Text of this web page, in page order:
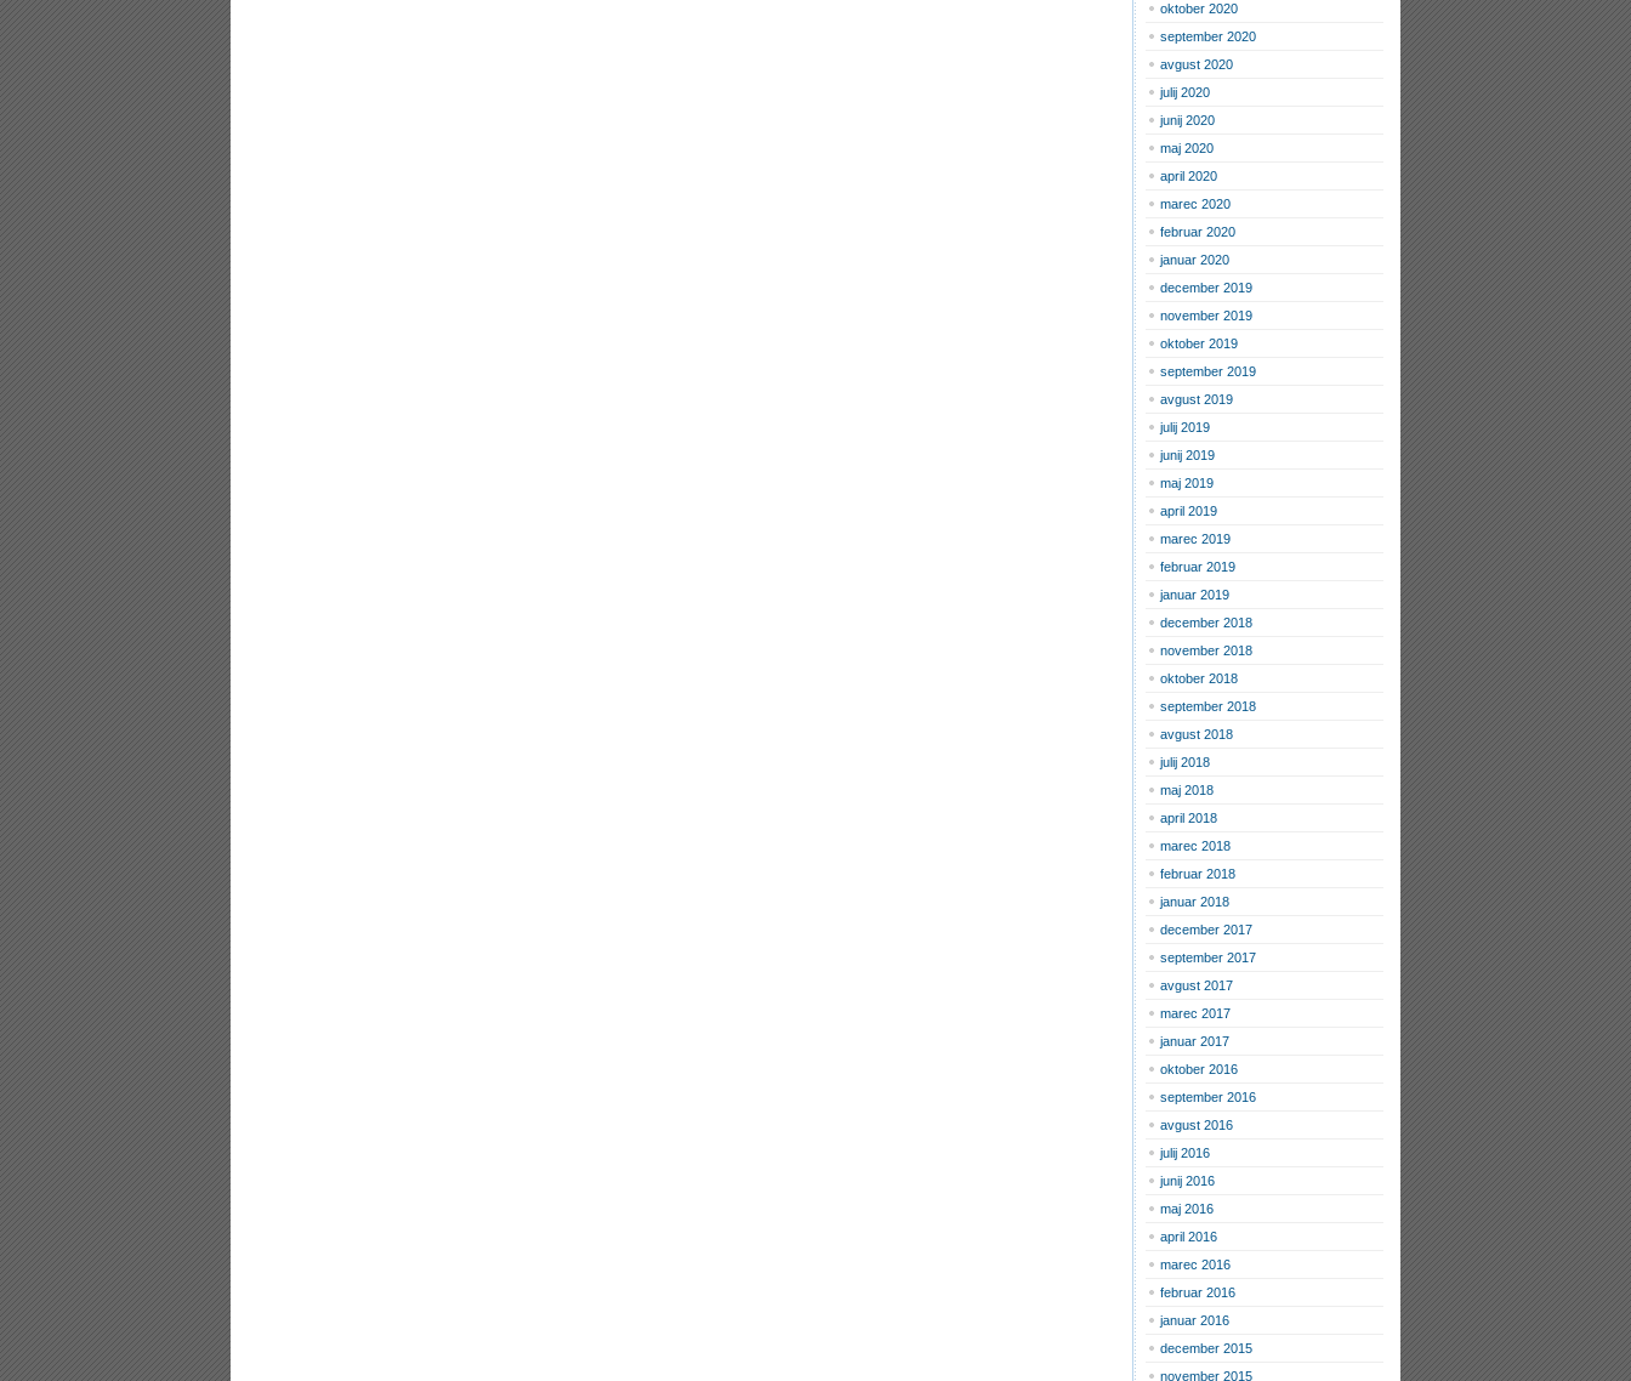
oktober 2020
september 2020
avgust 2020
julij 2020
junij 2020
maj 2020
april 2020
marec 2020
februar 2020
januar 2020
december 2019
november 2019
oktober 2019
september 2019
avgust 2019
julij 2019
junij 2019
maj 2019
april 2019
marec 2019
februar 2019
januar 2019
december 2018
november 2018
oktober 2018
september 2018
avgust 2018
julij 2018
maj 2018
april 2018
marec 2018
februar 2018
januar 2018
december 2017
september 2017
avgust 2017
marec 2017
januar 2017
oktober 2016
september 2016
avgust 2016
julij 2016
junij 2016
maj 2016
april 2016
marec 2016
februar 2016
januar 2016
december 2015
november 2015